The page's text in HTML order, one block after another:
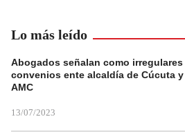
Lo más leído
Abogados señalan como irregulares
convenios ente alcaldía de Cúcuta y
AMC
13/07/2023